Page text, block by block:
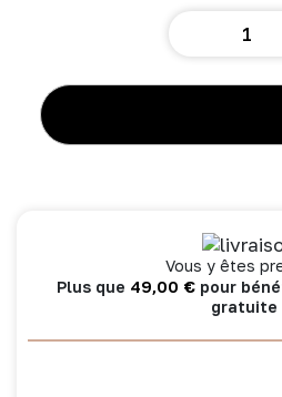
élastiquée
Vous y êtes
Plus que 49,00 € pour
gratuite